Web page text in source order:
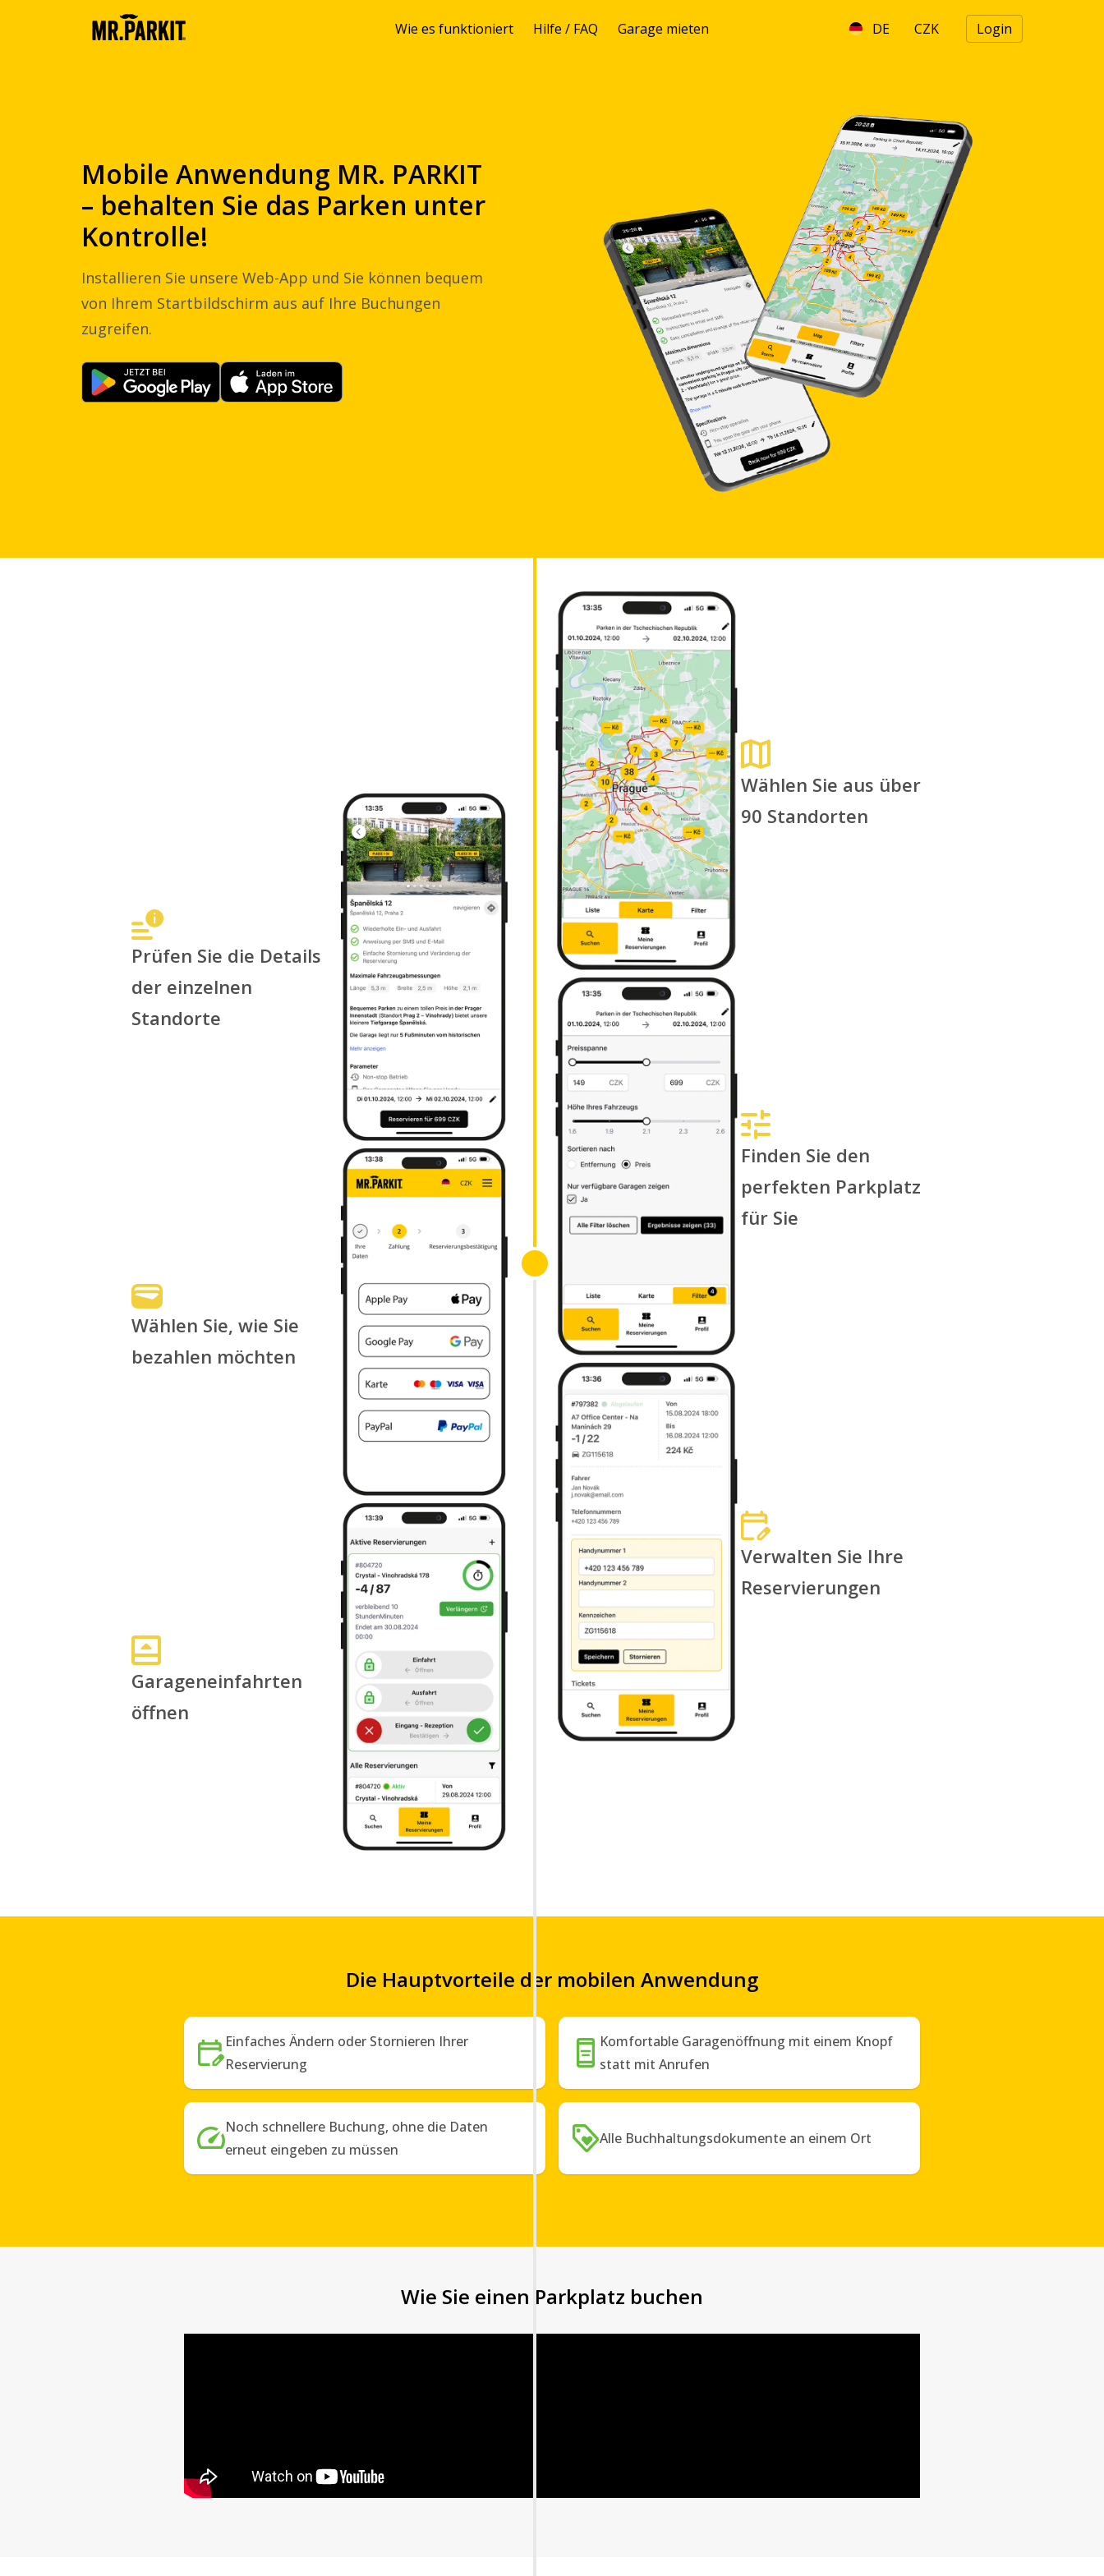
Wie es funktioniert Hilfe / FAQ Garage mieten DE CZK Login
Mobile Anwendung MR. PARKIT
– behalten Sie das Parken unter
Kontrolle!
Installieren Sie unsere Web-App und Sie können bequem
von Ihrem Startbildschirm aus auf Ihre Buchungen
zugreifen.
Prüfen Sie die Details
der einzelnen
Standorte
Wählen Sie, wie Sie
bezahlen möchten
Garageneinfahrten
öffnen
Wählen Sie aus über
90 Standorten
Finden Sie den
perfekten Parkplatz
für Sie
Verwalten Sie Ihre
Reservierungen
Die Hauptvorteile der mobilen Anwendung
Einfaches Ändern oder Stornieren Ihrer
Reservierung
Komfortable Garagenöffnung mit einem Knopf
statt mit Anrufen
Noch schnellere Buchung, ohne die Daten
erneut eingeben zu müssen
Alle Buchhaltungsdokumente an einem Ort
Wie Sie einen Parkplatz buchen